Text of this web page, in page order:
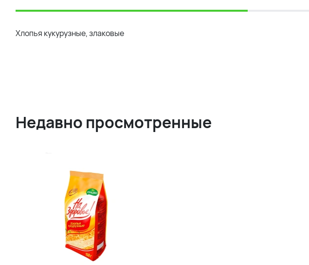
Хлопья кукурузные, злаковые
Недавно просмотренные